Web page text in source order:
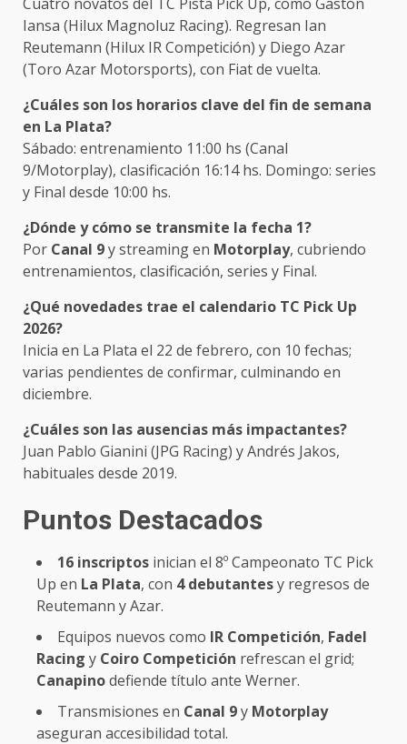
Iansa (Hilux Magnoluz Racing). Regresan Ian
Reutemann (Hilux IR Competición) y Diego Azar
(Toro Azar Motorsports), con Fiat de vuelta.
¿Cuáles son los horarios clave del fin de semana
en La Plata?
Sábado: entrenamiento 11:00 hs (Canal
9/Motorplay), clasificación 16:14 hs. Domingo: series
y Final desde 10:00 hs.
¿Dónde y cómo se transmite la fecha 1?
Por Canal 9y streaming en Motorplay, cubriendo
entrenamientos, clasificación, series y Final.
¿Qué novedades trae el calendario TC Pick Up
2026?
Inicia en La Plata el 22 de febrero, con 10 fechas;
varias pendientes de confirmar, culminando en
diciembre.
¿Cuáles son las ausencias más impactantes?
Juan Pablo Gianini (JPG Racing) y Andrés Jakos,
habituales desde 2019.
Puntos Destacados
16 inscriptos inician el 8º Campeonato TC Pick
Up en La Plata, con 4 debutantesy regresos de
Reutemann y Azar.
Equipos nuevos como IR Competición, Fadel
Racing y Coiro Competición refrescan el grid;
Canapinodefiende título ante Werner.
Transmisiones en Canal 9y Motorplay
aseguran accesibilidad total.